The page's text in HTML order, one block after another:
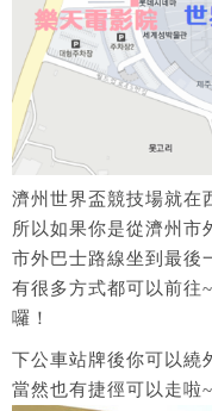
濟州世界盃競技場就在
所以如果你是從濟州市
市外巴士路線坐到最後
有很多方式都可以前往
囉！
下公車站牌後你可以
當然也有捷徑可以走啦